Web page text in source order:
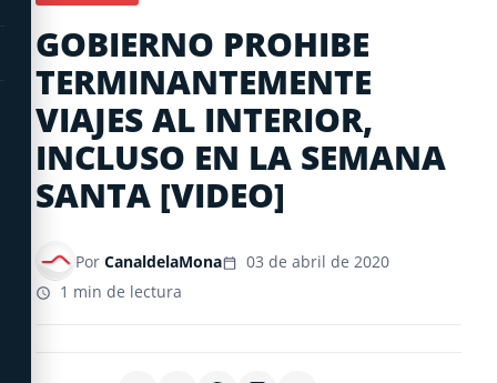
GOBIERNO PROHIBE
TERMINANTEMENTE
VIAJES AL INTERIOR,
INCLUSO EN LA SEMANA
SANTA [VIDEO]
Por CanaldelaMona
03 de abril de 2020
1 min de lectura